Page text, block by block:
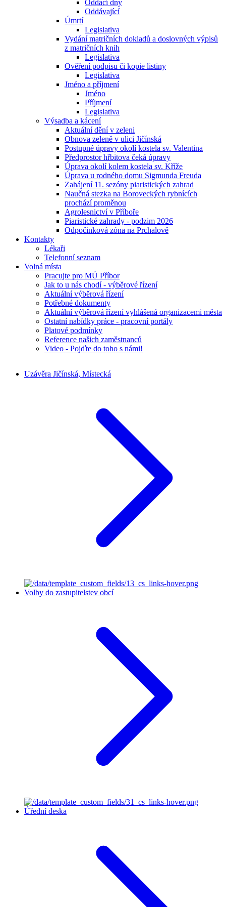
Oddací dny
Oddávající
Úmrtí
Legislativa
Vydání matričních dokladů a doslovných výpisů
z matričních knih
Legislativa
Ověření podpisu či kopie listiny
Legislativa
Jméno a příjmení
Jméno
Příjmení
Legislativa
Výsadba a kácení
Aktuální dění v zeleni
Obnova zeleně v ulici Jičínská
Postupné úpravy okolí kostela sv. Valentina
Předprostor hřbitova čeká úpravy
Úprava okolí kolem kostela sv. Kříže
Úprava u rodného domu Sigmunda Freuda
Zahájení 11. sezóny piaristických zahrad
Naučná stezka na Boroveckých rybnících
prochází proměnou
Agrolesnictví v Příboře
Piaristické zahrady - podzim 2026
Odpočinková zóna na Prchalově
Kontakty
Lékaři
Telefonní seznam
Volná místa
Pracujte pro MÚ Příbor
Jak to u nás chodí - výběrové řízení
Aktuální výběrová řízení
Potřebné dokumenty
Aktuální výběrová řízení vyhlášená organizacemi města
Ostatní nabídky práce - pracovní portály
Platové podmínky
Reference našich zaměstnanců
Video - Pojďte do toho s námi!
Uzávěra Jičínská, Místecká
Volby do zastupitelstev obcí
Úřední deska